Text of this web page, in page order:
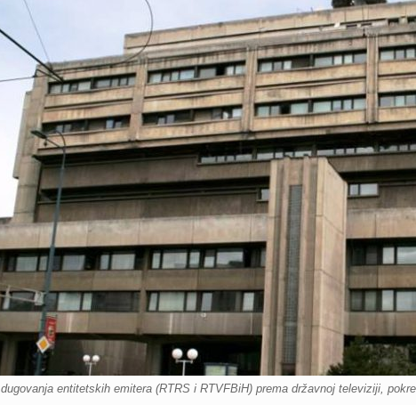
entitetskih emitera (RTRS i RTVFBiH) prema državnoj televiziji,